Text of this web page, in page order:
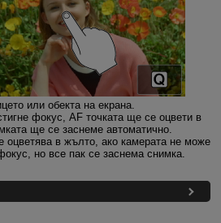
или обекта на екрана.
фокус, AF точката ще се оцвети в
ще се заснеме автоматично.
оцветява в жълто, ако камерата не може
но все пак се заснема снимка.